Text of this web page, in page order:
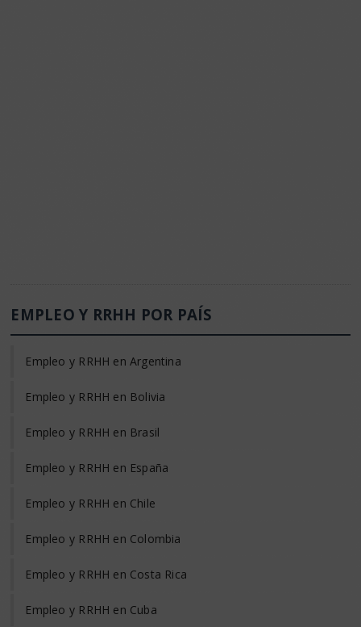
EMPLEO Y RRHH POR PAÍS
Empleo y RRHH en Argentina
Empleo y RRHH en Bolivia
Empleo y RRHH en Brasil
Empleo y RRHH en España
Empleo y RRHH en Chile
Empleo y RRHH en Colombia
Empleo y RRHH en Costa Rica
Empleo y RRHH en Cuba